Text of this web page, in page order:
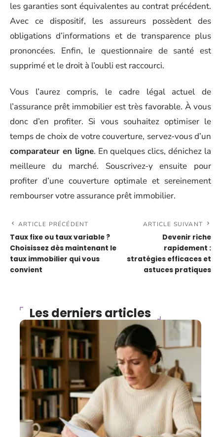
les garanties sont équivalentes au contrat précédent.
Avec ce dispositif, les assureurs possèdent des
obligations d’informations et de transparence plus
prononcées. Enfin, le questionnaire de santé est
supprimé et le droit à l’oubli est raccourci.
Vous l’aurez compris, le cadre légal actuel de
l’assurance prêt immobilier est très favorable. À vous
donc d’en profiter. Si vous souhaitez optimiser le
temps de choix de votre couverture, servez-vous d’un
comparateur en ligne. En quelques clics, dénichez la
meilleure du marché. Souscrivez-y ensuite pour
profiter d’une couverture optimale et sereinement
rembourser votre assurance prêt immobilier.
ARTICLE PRÉCÉDENT
Taux fixe ou taux variable ?
Choisissez dès maintenant le
taux immobilier qui vous
convient
ARTICLE SUIVANT
Devenir riche
rapidement :
stratégies efficaces et
astuces pratiques
Les derniers articles